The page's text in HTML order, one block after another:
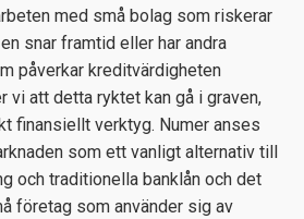
med små bolag som riskerar
snar framtid eller har andra
påverkar kreditvärdigheten
vi att detta ryktet kan gå i graven,
finansiellt verktyg. Numer anses
som ett vanligt alternativ till
och traditionella banklån och det
företag som använder sig av